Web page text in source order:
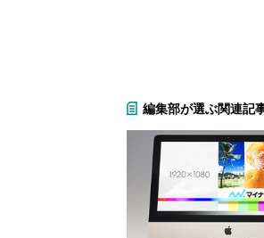
編集部が選ぶ関連記